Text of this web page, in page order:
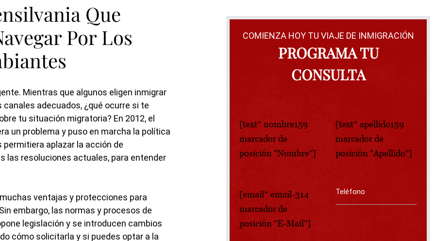
Que
Por Los
Mientras que algunos eligen inmigrar
adecuados, ¿qué ocurre si te
tu situación migratoria? En 2012, el
un problema y puso en marcha la política
permitiera aplazar la acción de
las resoluciones actuales, para entender
ventajas y protecciones para
embargo, las normas y procesos de
legislación y se introducen cambios
cómo solicitarla y si puedes optar a la
COMIENZA HOY TU VIAJE DE INMIGRACIÓN
PROGRAMA TU
CONSULTA
[text* nombre159
marcador de
posición "Nombre"]
[text* apellido159
marcador de
posición "Apellido"]
[email* email-314
marcador de
posición "E-Mail"]